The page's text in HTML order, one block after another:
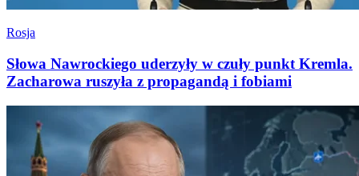
Rosja
Słowa Nawrockiego uderzyły w czuły punkt Kremla.
Zacharowa ruszyła z propagandą i fobiami